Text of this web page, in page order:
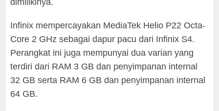
dimilikinya.
Infinix mempercayakan MediaTek Helio P22 Octa-
Core 2 GHz sebagai dapur pacu dari Infinix S4.
Perangkat ini juga mempunyai dua varian yang
terdiri dari RAM 3 GB dan penyimpanan internal
32 GB serta RAM 6 GB dan penyimpanan internal
64 GB.